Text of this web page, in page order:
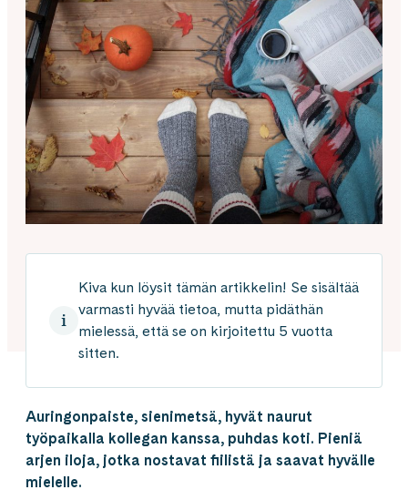
Kiva kun löysit tämän artikkelin! Se sisältää
varmasti hyvää tietoa, mutta pidäthän
mielessä, että se on kirjoitettu 5 vuotta
sitten.
Auringonpaiste, sienimetsä, hyvät naurut
työpaikalla kollegan kanssa, puhdas koti. Pieniä
arjen iloja, jotka nostavat fiilistä ja saavat hyvälle
mielelle.